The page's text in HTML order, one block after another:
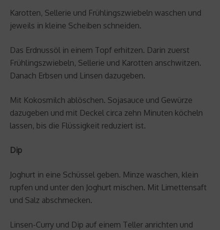
Karotten, Sellerie und Frühlingszwiebeln waschen und
jeweils in kleine Scheiben schneiden.
Das Erdnussöl in einem Topf erhitzen. Darin zuerst
Frühlingszwiebeln, Sellerie und Karotten anschwitzen.
Danach Erbsen und Linsen dazugeben.
Mit Kokosmilch ablöschen. Sojasauce und Gewürze
dazugeben und mit Deckel circa zehn Minuten köcheln
lassen, bis die Flüssigkeit reduziert ist.
Dip
Joghurt in eine Schüssel geben. Minze waschen, klein
rupfen und unter den Joghurt mischen. Mit Limettensaft
und Salz abschmecken.
Linsen-Curry und Dip auf einem Teller anrichten und